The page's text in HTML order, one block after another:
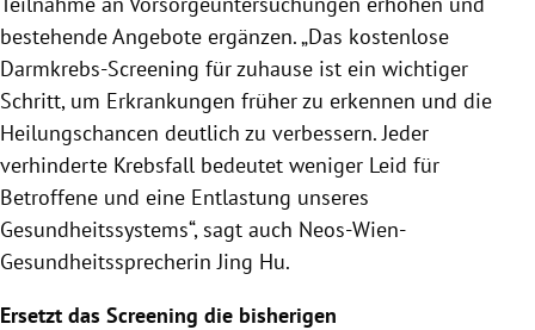
bestehende Angebote ergänzen. „Das kostenlose
Darmkrebs-Screening für zuhause ist ein wichtiger
Schritt, um Erkrankungen früher zu erkennen und die
Heilungschancen deutlich zu verbessern. Jeder
verhinderte Krebsfall bedeutet weniger Leid für
Betroffene und eine Entlastung unseres
Gesundheitssystems“, sagt auch Neos-Wien-
Gesundheitssprecherin Jing Hu.
Ersetzt das Screening die bisherigen